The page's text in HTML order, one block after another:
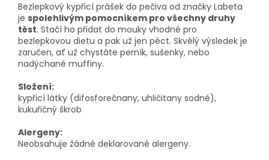
Bezlepkový kypřicí prášek do pečiva od značky Labeta
je spolehlivým pomocníkem pro všechny druhy
těst. Stačí ho přidat do mouky vhodné pro
bezlepkovou dietu a pak už jen péct. Skvělý výsledek je
zaručen, ať už chystáte perník, sušenky, nebo
nadýchané muffiny.
Složení:
kypřicí látky (difosforečnany, uhličitany sodné),
kukuřičný škrob
Alergeny:
Neobsahuje žádné deklarované alergeny.